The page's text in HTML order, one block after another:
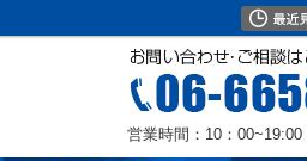
営業時間：10：00~19:00